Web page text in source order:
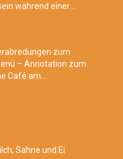
während einer...
zum
– Annotation zum
Café am...
Sahne und Ei